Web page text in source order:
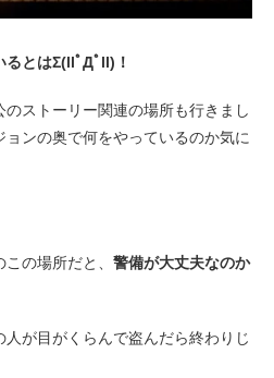
るとはΣ(llﾟДﾟll)！
ストーリー関連の場所も行きまし
ンの奥で何をやっているのか気に
の場所だと、 警備が大丈夫なのか
が目がくらんで盗んだら終わりじ